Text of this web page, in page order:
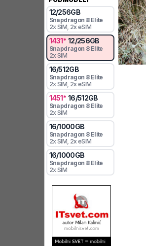
12/256GB
Snapdragon 8 Elite
2x SIM, 2x eSIM
1431* 12/256GB
Snapdragon 8 Elite
2x SIM
16/512GB
Snapdragon 8 Elite
2x SIM, 2x eSIM
1451* 16/512GB
Snapdragon 8 Elite
2x SIM
16/1000GB
Snapdragon 8 Elite
2x SIM, 2x eSIM
16/1000GB
Snapdragon 8 Elite
2x SIM